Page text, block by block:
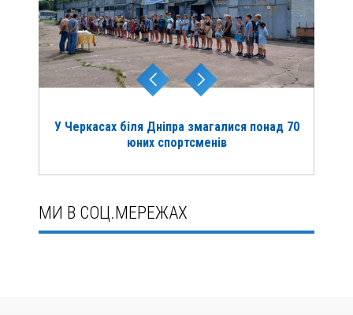
У Черкасах біля Дніпра змагалися понад 70
юних спортсменів
МИ В СОЦ.МЕРЕЖАХ